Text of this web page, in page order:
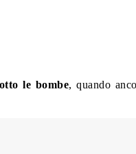
le bombe, quando